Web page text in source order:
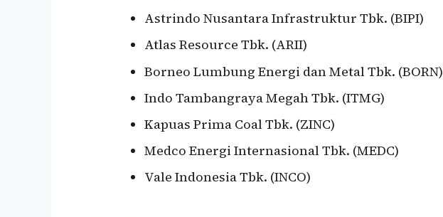
Astrindo Nusantara Infrastruktur Tbk. (BIPI)
Atlas Resource Tbk. (ARII)
Borneo Lumbung Energi dan Metal Tbk. (BORN)
Indo Tambangraya Megah Tbk. (ITMG)
Kapuas Prima Coal Tbk. (ZINC)
Medco Energi Internasional Tbk. (MEDC)
Vale Indonesia Tbk. (INCO)